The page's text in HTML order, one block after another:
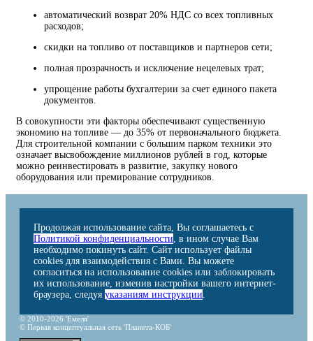
автоматический возврат 20% НДС со всех топливных
расходов;
скидки на топливо от поставщиков и партнеров сети;
полная прозрачность и исключение нецелевых трат;
упрощение работы бухгалтерии за счет единого пакета
документов.
В совокупности эти факторы обеспечивают существенную
экономию на топливе — до 35% от первоначального бюджета.
Для строительной компании с большим парком техники это
означает высвобождение миллионов рублей в год, которые
можно реинвестировать в развитие, закупку нового
оборудования или премирование сотрудников.
Продолжая использование сайта, Вы соглашаетесь с
Политикой конфиденциальности , в ином случае Вам
необходимо покинуть сайт. Сайт использует файлы
cookies для взаимодействия с Вами. Вы можете
согласиться на использование cookies или заблокировать
их использование, изменив настройки вашего интернет-
браузера, следуя указаниям инструкции
© 2010-2026 'Емеля'
© Первая концептуальная сеть 'Планета-КОБ'